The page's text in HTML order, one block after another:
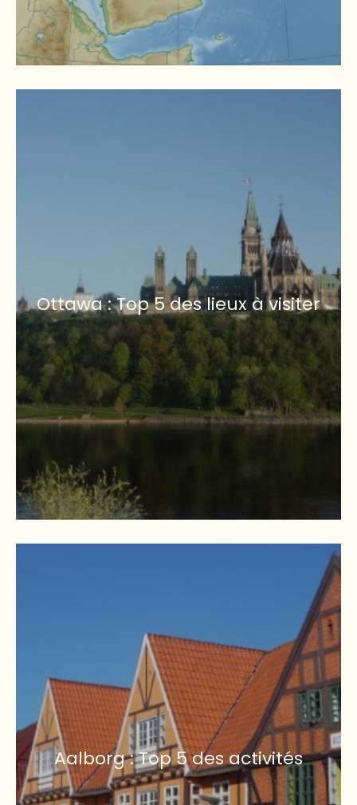
Ottawa : Top 5 des lieux à visiter
Aalborg : Top 5 des activités